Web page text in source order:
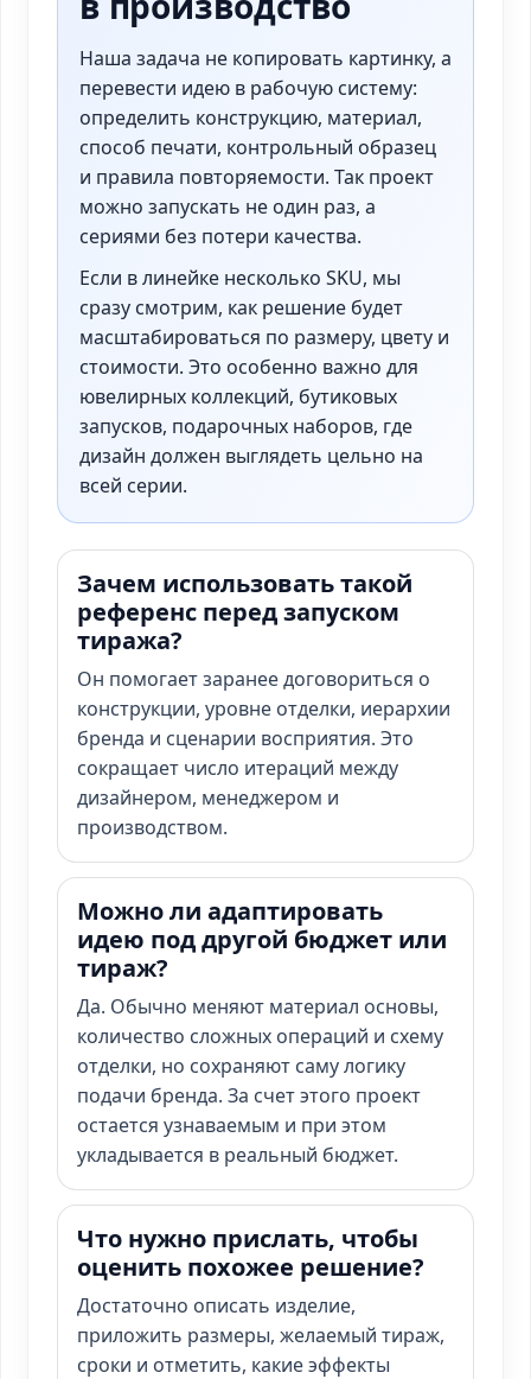
Наша задача не копировать картинку, а
перевести идею в рабочую систему:
определить конструкцию, материал,
способ печати, контрольный образец
и правила повторяемости. Так проект
можно запускать не один раз, а
сериями без потери качества.
Если в линейке несколько SKU, мы
сразу смотрим, как решение будет
масштабироваться по размеру, цвету и
стоимости. Это особенно важно для
ювелирных коллекций, бутиковых
запусков, подарочных наборов, где
дизайн должен выглядеть цельно на
всей серии.
Зачем использовать такой
референс перед запуском
тиража?
Он помогает заранее договориться о
конструкции, уровне отделки, иерархии
бренда и сценарии восприятия. Это
сокращает число итераций между
дизайнером, менеджером и
производством.
Можно ли адаптировать
идею под другой бюджет или
тираж?
Да. Обычно меняют материал основы,
количество сложных операций и схему
отделки, но сохраняют саму логику
подачи бренда. За счет этого проект
остается узнаваемым и при этом
укладывается в реальный бюджет.
Что нужно прислать, чтобы
оценить похожее решение?
Достаточно описать изделие,
приложить размеры, желаемый тираж,
сроки и отметить, какие эффекты